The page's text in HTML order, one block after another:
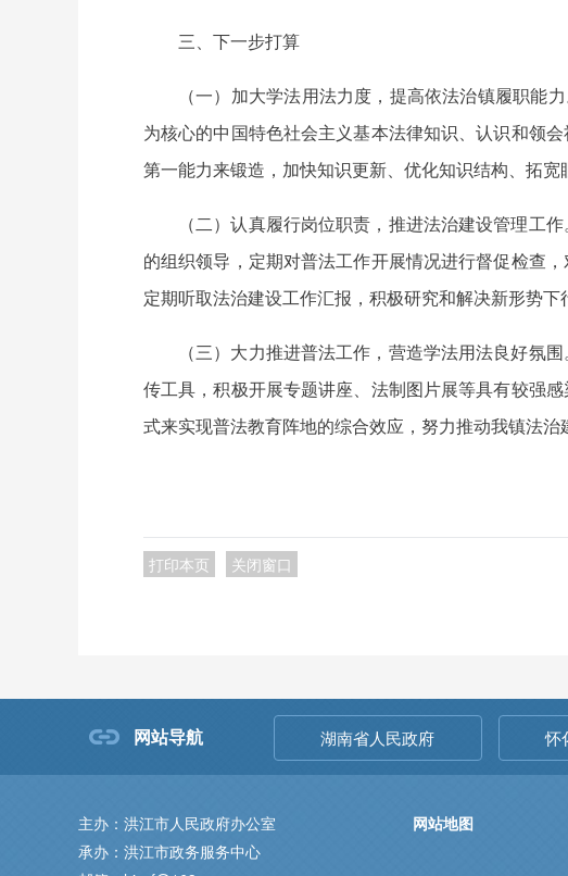
三、下一步打算
（一）加大学法用法力度，提高依法治镇履职能
为核心的中国特色社会主义基本法律知识、认识和领
第一能力来锻造，加快知识更新、优化知识结构、拓宽
（二）认真履行岗位职责，推进法治建设管理工
的组织领导，定期对普法工作开展情况进行督促检查
定期听取法治建设工作汇报，积极研究和解决新形势
（三）大力推进普法工作，营造学法用法良好氛
传工具，积极开展专题讲座、法制图片展等具有较强
式来实现普法教育阵地的综合效应，努力推动我镇法治
打印本页 关闭窗口
网站导航 湖南省人民政府 怀
主办：洪江市人民政府办公室
承办：洪江市政务服务中心
网站地图